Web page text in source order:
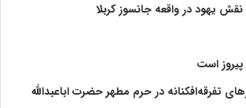
یهود در واقعه جانسوز کربلا
است
تفرقه‌افکنانه در حرم مطهر حضرت اباعبدالله